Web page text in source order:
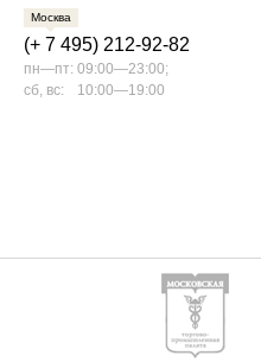
Москва
(+ 7 495) 212-92-82
пн—пт: 09:00—23:00;
сб, вс:
10:00—19:00